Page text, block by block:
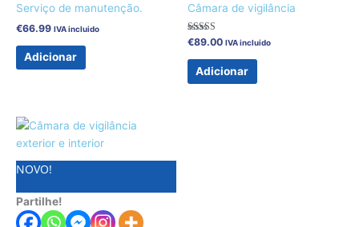
Serviço de manutenção.
€66.99 IVA incluido
Adicionar
Câmara de vigilância
Avaliação
de 5
€89.00 IVA incluido
Adicionar
NOVO!
Partilhe!